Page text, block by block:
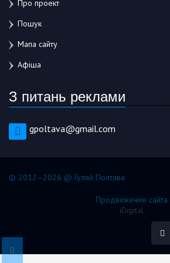
Про проект
Пошук
Мапа сайту
Афіша
З питань реклами
gpoltava@gmail.com
© 2012–2026 @ Гуляй Полтава
Продвижение сайта
iDigital